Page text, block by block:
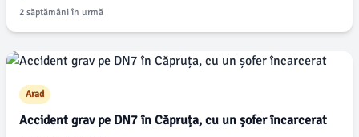
2 săptămâni în urmă
Arad
Accident grav pe DN7 în Căpruța, cu un șofer încarcerat